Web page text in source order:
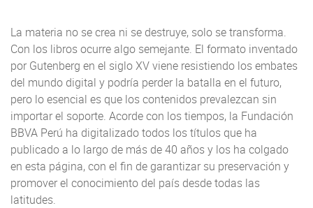
La materia no se crea ni se destruye, solo se transforma.
Con los libros ocurre algo semejante. El formato inventado
por Gutenberg en el siglo XV viene resistiendo los embates
del mundo digital y podría perder la batalla en el futuro,
pero lo esencial es que los contenidos prevalezcan sin
importar el soporte. Acorde con los tiempos, la Fundación
BBVA Perú ha digitalizado todos los títulos que ha
publicado a lo largo de más de 40 años y los ha colgado
en esta página, con el fin de garantizar su preservación y
promover el conocimiento del país desde todas las
latitudes.